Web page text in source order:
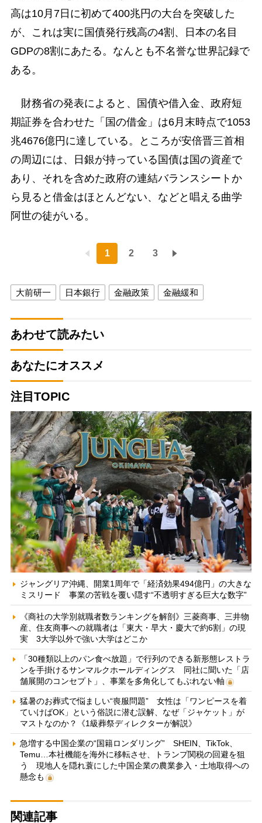
高は10月7日に初めて400兆円の大台を突破した
が、これは実に国債発行残高の4割、日本の名目
GDPの8割にあたる。なんとも不名誉な世界記録で
ある。
財務省の発表によると、国債や借入金、政府短
期証券を合わせた「国の借金」は6月末時点で1053
兆4676億円に達している。ところが安倍晋三首相
の周辺には、日銀が持っている国債は国の資産で
あり、それを含めた政府の連結バランスシートか
ら見ると借金はほとんどない、などと唱える曲学
阿世の徒がいる。
1 2 3
大前研一 日本銀行 金融政策 金融緩和
あわせて読みたい
あなたにオススメ
注目TOPIC
ジャングリア沖縄、開業1周年で「経済効果494億円」の大きな
ミスリード 事業の苦戦を覆い隠す“不透明すぎる巨大な数字”
《商社の大学別就職者数ランキングを解剖》三菱商事、三井物
産、住友商事への就職者は「東大・早大・慶大で約6割」の現
実 3大学以外で強い大学はどこか
「30種類以上のパン食べ放題」で行列のできる新形態レストラ
ンを手掛けるサンマルクホールディングス 同社に聞いた「店
舗展開のコンセプト」、事業を多角化してもぶれない軸
猛暑のお葬式で悩ましい“喪服問題” 女性は「ワンピースを着
ていけばOK」という俗説に潜む誤解、なぜ「ジャケット」が
マストなのか？《1級葬祭ディレクターが解説》
急増する中国企業の“国籍ロンダリング” SHEIN、TikTok、
Temu…本社機能を海外に移転させ、トランプ関税の回避を狙
う 現地人を隠れ蓑にした中国企業の農業参入・土地取得への
懸念も
関連記事